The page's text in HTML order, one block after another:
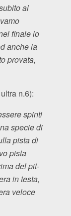
al
finale io
anche la
provata,
n.6):
spinti
specie di
pista di
pista
del pit-
in testa,
veloce